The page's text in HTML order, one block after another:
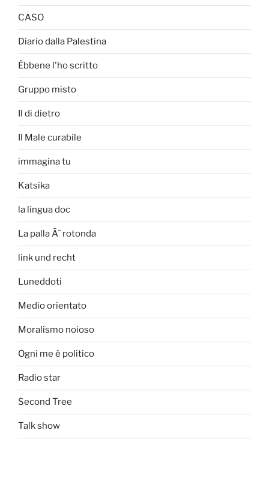
CASO
Diario dalla Palestina
Èbbene l'ho scritto
Gruppo misto
Il di dietro
Il Male curabile
immagina tu
Katsika
la lingua doc
La palla Ã¨ rotonda
link und recht
Luneddoti
Medio orientato
Moralismo noioso
Ogni me è politico
Radio star
Second Tree
Talk show